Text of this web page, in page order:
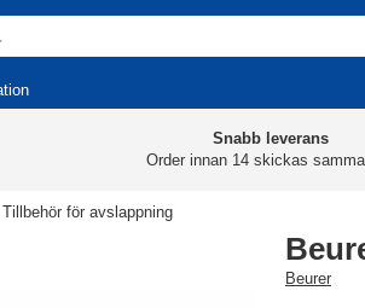
Snabb leverans
Order innan 14 skickas
Tillbehör för avslappning
Beurer